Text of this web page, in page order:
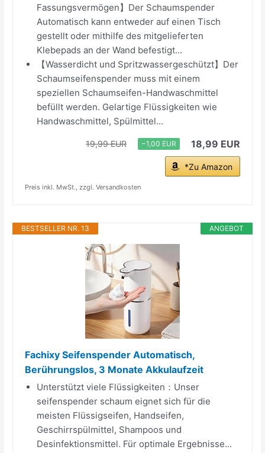
Fassungsvermögen】Der Schaumspender
Automatisch kann entweder auf einen Tisch
gestellt oder mithilfe des mitgelieferten
Klebepads an der Wand befestigt...
【Wasserdicht und Spritzwassergeschützt】Der
Schaumseifenspender muss mit einem
speziellen Schaumseifen-Handwaschmittel
befüllt werden. Gelartige Flüssigkeiten wie
Handwaschmittel, Spülmittel...
19,99 EUR −1,00 EUR 18,99 EUR
*Zu Amazon
Preis inkl. MwSt., zzgl. Versandkosten
ANGEBOT
BESTSELLER NR. 13
Fachixy Seifenspender Automatisch,
Berührungslos, 3 Monate Akkulaufzeit
Unterstützt viele Flüssigkeiten：Unser
seifenspender schaum eignet sich für die
meisten Flüssigseifen, Handseifen,
Geschirrspülmittel, Shampoos und
Desinfektionsmittel. Für optimale Ergebnisse...